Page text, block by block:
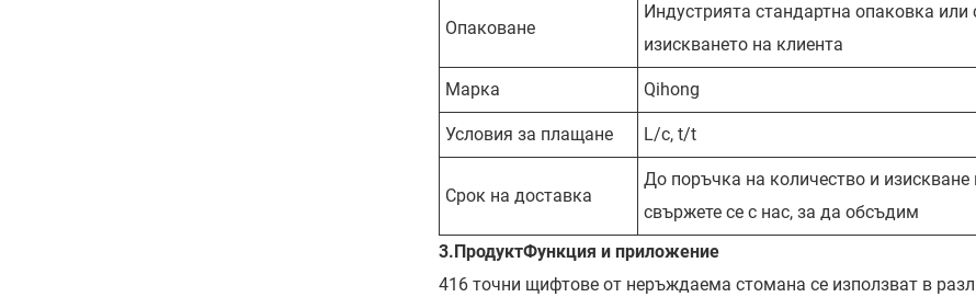
Опаковане
Индустрията стандартна опаковка или
изискването на клиента
Марка Qihong
Условия за плащане L/c, t/t
Срок на доставка
До поръчка на количество и изискване
свържете се с нас, за да обсъдим
3. ПродуктФункция и приложение
416 точни щифтове от неръждаема стомана се използват в